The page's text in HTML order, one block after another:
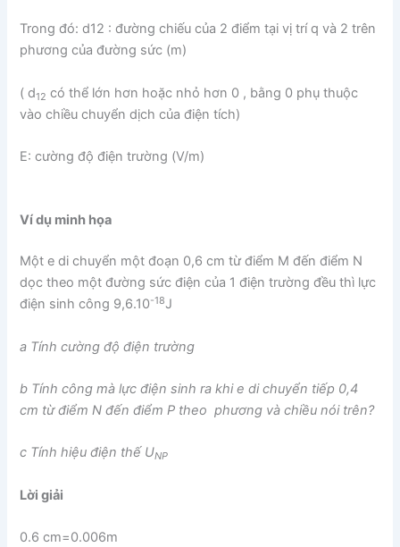
Trong đó: d12 : đường chiếu của 2 điểm tại vị trí q và 2 trên
phương của đường sức (m)
( d12 có thể lớn hơn hoặc nhỏ hơn 0 , bằng 0 phụ thuộc
vào chiều chuyển dịch của điện tích)
E: cường độ điện trường (V/m)
Ví dụ minh họa
Một e di chuyển một đoạn 0,6 cm từ điểm M đến điểm N
dọc theo một đường sức điện của 1 điện trường đều thì lực
điện sinh công 9,6.10-18J
a Tính cường độ điện trường
b Tính công mà lực điện sinh ra khi e di chuyển tiếp 0,4
cm từ điểm N đến điểm P theo phương và chiều nói trên?
c Tính hiệu điện thế UNP
Lời giải
0.6 cm=0.006m